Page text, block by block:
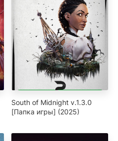
South of Midnight v.1.3.0
[Папка игры] (2025)